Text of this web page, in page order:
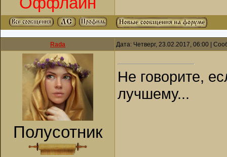
Rada Дата: Четверг, 23.02.2017, 06:00 |
Полусотник
Не говорите,
лучшему...